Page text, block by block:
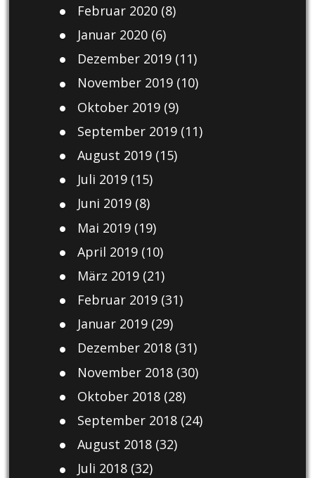
Februar 2020(8)
Januar 2020(6)
Dezember 2019(11)
November 2019(10)
Oktober 2019(9)
September 2019(11)
August 2019(15)
Juli 2019(15)
Juni 2019(8)
Mai 2019(19)
April 2019(10)
März 2019(21)
Februar 2019(31)
Januar 2019(29)
Dezember 2018(31)
November 2018(30)
Oktober 2018(28)
September 2018(24)
August 2018(32)
Juli 2018(32)